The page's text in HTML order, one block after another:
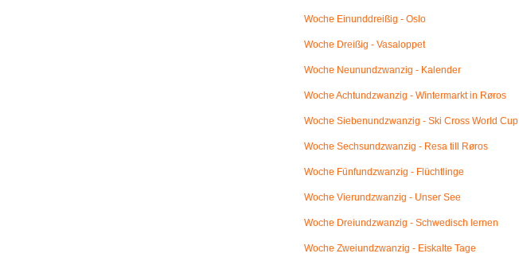
Woche Einunddreißig - Oslo
Woche Dreißig - Vasaloppet
Woche Neunundzwanzig - Kalender
Woche Achtundzwanzig - Wintermarkt in Røros
Woche Siebenundzwanzig - Ski Cross World Cup
Woche Sechsundzwanzig - Resa till Røros
Woche Fünfundzwanzig - Flüchtlinge
Woche Vierundzwanzig - Unser See
Woche Dreiundzwanzig - Schwedisch lernen
Woche Zweiundzwanzig - Eiskalte Tage